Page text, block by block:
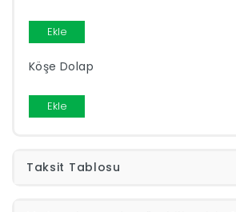
Yap
Ekle
Köşe Dolap
Ekle
Taksit Tablosu